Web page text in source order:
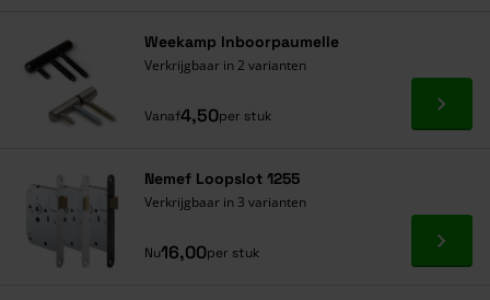
Weekamp Inboorpaumelle
Verkrijgbaar in 2 varianten
Vanaf4,50per stuk Ga
Nemef Loopslot 1255
Verkrijgbaar in 3 varianten
Nu16,00per stuk Ga